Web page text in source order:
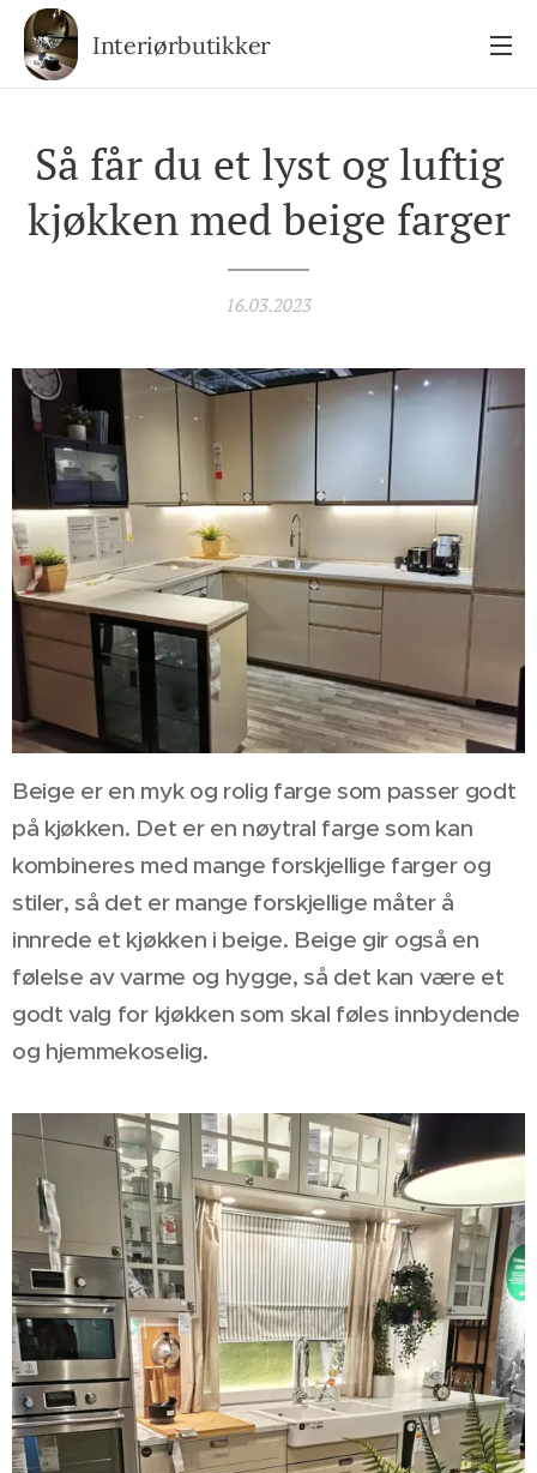
Interiørbutikker
Så får du et lyst og luftig
kjøkken med beige farger
16.03.2023
Beige er en myk og rolig farge som passer godt
på kjøkken. Det er en nøytral farge som kan
kombineres med mange forskjellige farger og
stiler, så det er mange forskjellige måter å
innrede et kjøkken i beige. Beige gir også en
følelse av varme og hygge, så det kan være et
godt valg for kjøkken som skal føles innbydende
og hjemmekoselig.